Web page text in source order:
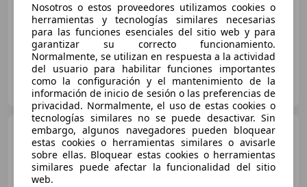
12/2011 215.000 km Diésel 120 kW (163 CV)
Particular
ES-07650 Santayi
Volvo XC90D5 Sport
Geartronic 185
Nosotros o estos proveedores utilizamos cookies o
herramientas y tecnologías similares necesarias
para las funciones esenciales del sitio web y para
garantizar su correcto funcionamiento.
Normalmente, se utilizan en respuesta a la actividad
del usuario para habilitar funciones importantes
como la configuración y el mantenimiento de la
información de inicio de sesión o las preferencias de
privacidad. Normalmente, el uso de estas cookies o
tecnologías similares no se puede desactivar. Sin
embargo, algunos navegadores pueden bloquear
estas cookies o herramientas similares o avisarle
sobre ellas. Bloquear estas cookies o herramientas
similares puede afectar la funcionalidad del sitio
web.